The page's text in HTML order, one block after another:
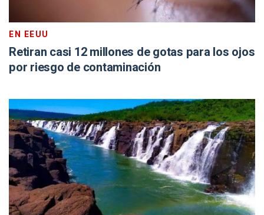
EN EEUU
Retiran casi 12 millones de gotas para los ojos
por riesgo de contaminación